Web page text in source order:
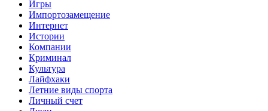
Игры
Импортозамещение
Интернет
Истории
Компании
Криминал
Культура
Лайфхаки
Летние виды спорта
Личный счет